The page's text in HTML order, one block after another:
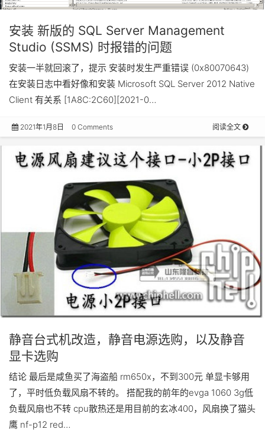
安装 新版的 SQL Server Management
Studio (SSMS) 时报错的问题
安装一半就回滚了，提示 安装时发生严重错误 (0x80070643)
在安装日志中看好像和安装 Microsoft SQL Server 2012 Native
Client 有关系 [1A8C:2C60][2021-0…
2021年1月8日 0 Comments 阅读全文
静音台式机改造，静音电源选购，以及静音
显卡选购
结论 最后是咸鱼买了海盗船 rm650x，不到300元 单显卡够用
了，平时低负载风扇不转的。 搭配我的前年的evga 1060 3g低
负载风扇也不转 cpu散热还是用目前的玄冰400，风扇换了猫头
鹰 nf-p12 red…